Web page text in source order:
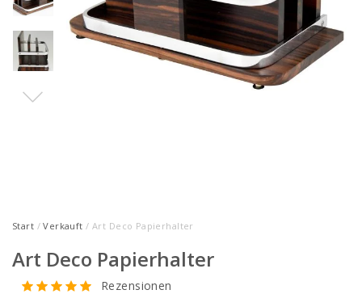
Start /Verkauft / Art Deco Papierhalter
Art Deco Papierhalter
Rezensionen